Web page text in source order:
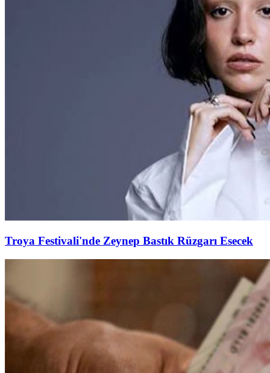
Troya Festivali'nde Zeynep Bastık Rüzgarı Esecek